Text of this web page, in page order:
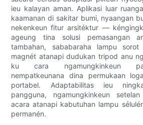
ieu kalayan aman. Aplikasi luar
kaamanan di sakitar bumi, nyaangan
nekenkeun fitur arsitéktur —
ageung tina solusi pemasangan
tambahan, sababaraha lampu
magnét atanapi dudukan tripod anu
ku cara ngamungkinkeun
nempatkeunana dina permukaan
portabel. Adaptabilitas ieu
pangguna, ngamungkinkeun
acara atanapi kabutuhan lampu
permanén.